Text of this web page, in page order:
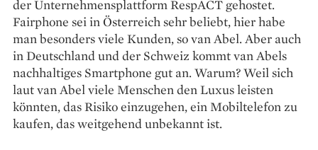
der Unternehmensplattform RespACT gehostet.
Fairphone sei in Österreich sehr beliebt, hier habe
man besonders viele Kunden, so van Abel. Aber auch
in Deutschland und der Schweiz kommt van Abels
nachhaltiges Smartphone gut an. Warum? Weil sich
laut van Abel viele Menschen den Luxus leisten
könnten, das Risiko einzugehen, ein Mobiltelefon zu
kaufen, das weitgehend unbekannt ist.